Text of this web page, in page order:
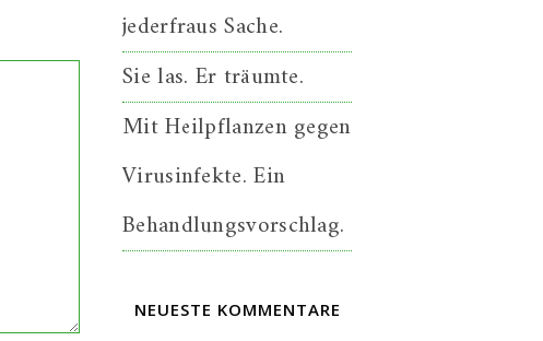
jederfraus Sache.
Sie las. Er träumte.
Mit Heilpflanzen gegen
Virusinfekte. Ein
Behandlungsvorschlag.
NEUESTE KOMMENTARE